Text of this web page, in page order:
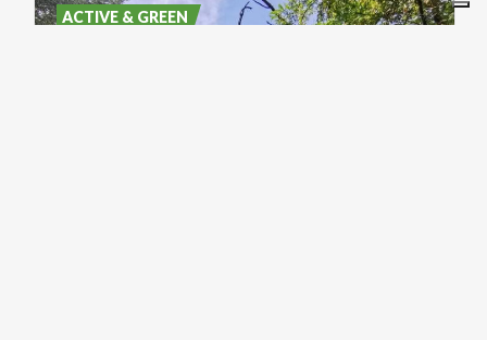
ACTIVE & GREEN